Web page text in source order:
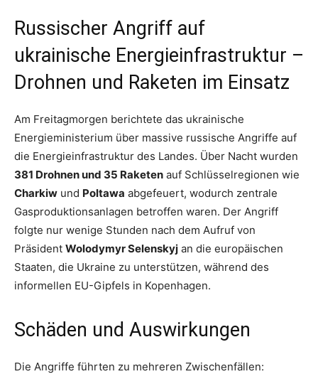
Russischer Angriff auf
ukrainische Energieinfrastruktur –
Drohnen und Raketen im Einsatz
Am Freitagmorgen berichtete das ukrainische
Energieministerium über massive russische Angriffe auf
die Energieinfrastruktur des Landes. Über Nacht wurden
381 Drohnen und 35 Raketen auf Schlüsselregionen wie
Charkiw und Poltawa abgefeuert, wodurch zentrale
Gasproduktionsanlagen betroffen waren. Der Angriff
folgte nur wenige Stunden nach dem Aufruf von
Präsident Wolodymyr Selenskyj an die europäischen
Staaten, die Ukraine zu unterstützen, während des
informellen EU-Gipfels in Kopenhagen.
Schäden und Auswirkungen
Die Angriffe führten zu mehreren Zwischenfällen: